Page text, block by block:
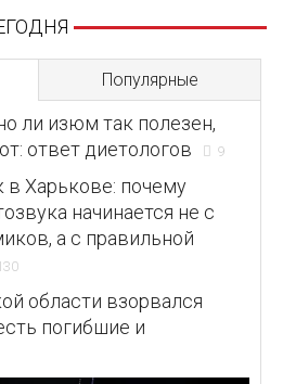
Популярные
ли изюм так полезен,
ответ диетологов
9
в Харькове: почему
начинается не с
а с правильной
области взорвался
погибшие и